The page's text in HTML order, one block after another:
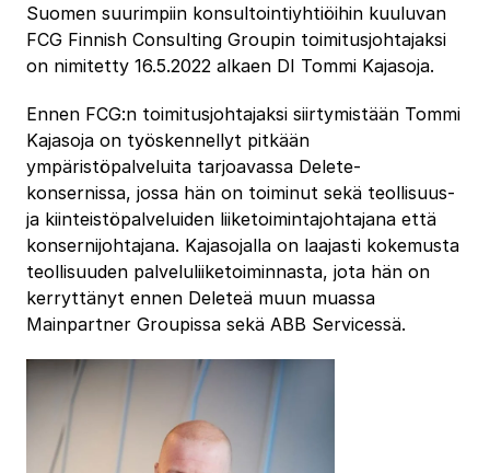
Suomen suurimpiin konsultointiyhtiöihin kuuluvan
FCG Finnish Consulting Groupin toimitusjohtajaksi
on nimitetty 16.5.2022 alkaen DI Tommi Kajasoja.
Ennen FCG:n toimitusjohtajaksi siirtymistään Tommi
Kajasoja on työskennellyt pitkään
ympäristöpalveluita tarjoavassa Delete-
konsernissa, jossa hän on toiminut sekä teollisuus-
ja kiinteistöpalveluiden liiketoimintajohtajana että
konsernijohtajana. Kajasojalla on laajasti kokemusta
teollisuuden palveluliiketoiminnasta, jota hän on
kerryttänyt ennen Deleteä muun muassa
Mainpartner Groupissa sekä ABB Servicessä.